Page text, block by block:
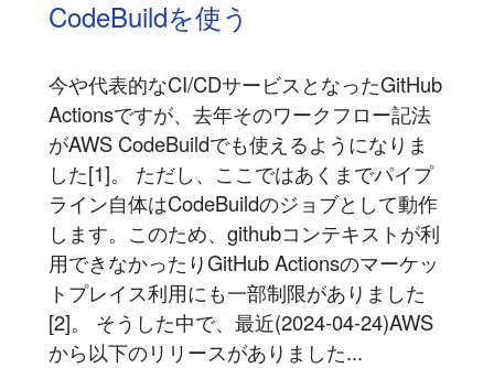
CodeBuildを使う
今や代表的なCI/CDサービスとなったGitHub
Actionsですが、去年そのワークフロー記法
がAWS CodeBuildでも使えるようになりま
した[1]。 ただし、ここではあくまでパイプ
ライン自体はCodeBuildのジョブとして動作
します。このため、githubコンテキストが利
用できなかったりGitHub Actionsのマーケッ
トプレイス利用にも一部制限がありました
[2]。 そうした中で、最近(2024-04-24)AWS
から以下のリリースがありました...